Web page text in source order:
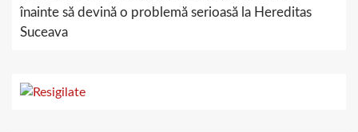
înainte să devină o problemă serioasă la Hereditas
Suceava